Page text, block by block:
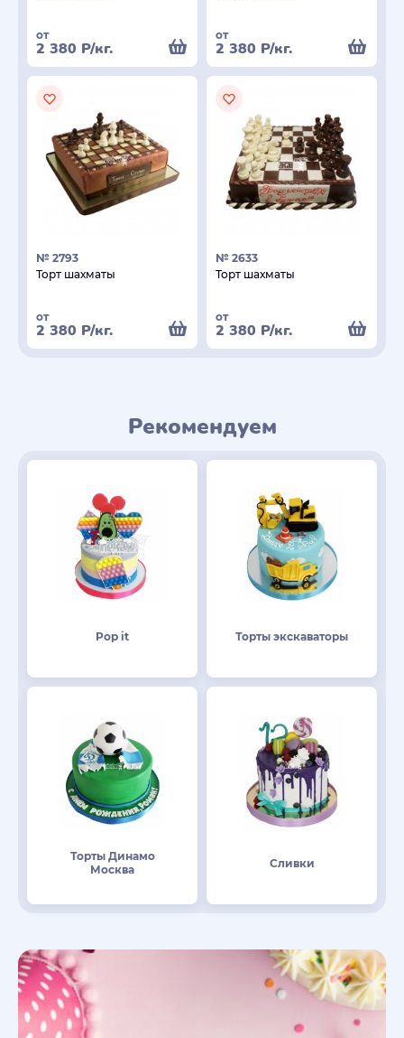
от
2 380 Р/кг.
от
2 380 Р/кг.
№ 2793
Торт шахматы
от
2 380 Р/кг.
№ 2633
Торт шахматы
от
2 380 Р/кг.
Рекомендуем
Pop it Торты экскаваторы
Торты Динамо
Москва
Сливки